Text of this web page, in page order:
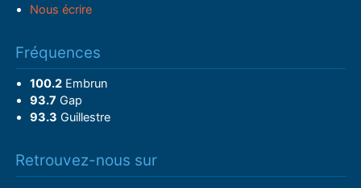
Nous écrire
Fréquences
100.2Embrun
93.7 Gap
93.3 Guillestre
Retrouvez-nous sur